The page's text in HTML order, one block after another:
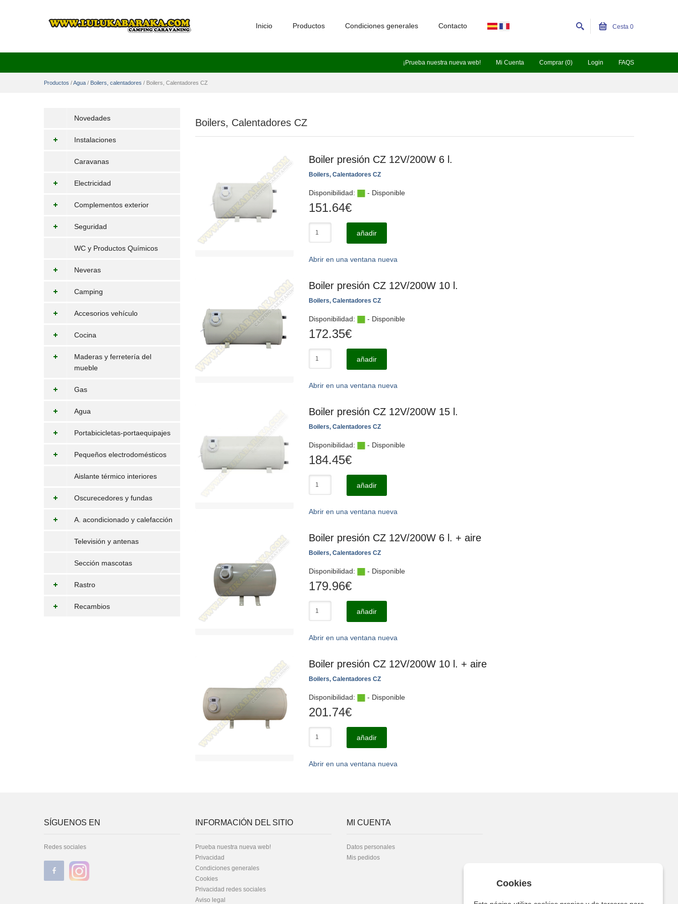
¡Prueba nuestra nueva web! Mi Cuenta Comprar (0) Login FAQS
Inicio Productos Condiciones generales Contacto Cesta 0
Productos /Agua / Boilers, calentadores / Boilers, Calentadores CZ
Novedades
Instalaciones
Caravanas
Electricidad
Complementos exterior
Seguridad
WC y Productos Químicos
Neveras
Camping
Accesorios vehículo
Cocina
Maderas y ferretería del
mueble
Gas
Agua
Portabicicletas-portaequipajes
Pequeños electrodomésticos
Aislante térmico interiores
Oscurecedores y fundas
A. acondicionado y calefacción
Televisión y antenas
Sección mascotas
Rastro
Recambios
Boilers, Calentadores CZ
Boiler presión CZ 12V/200W 6 l.
Boilers, Calentadores CZ
Disponibilidad: - Disponible
151.64€
añadir
Abrir en una ventana nueva
Boiler presión CZ 12V/200W 10 l.
Boilers, Calentadores CZ
Disponibilidad: - Disponible
172.35€
añadir
Abrir en una ventana nueva
Boiler presión CZ 12V/200W 15 l.
Boilers, Calentadores CZ
Disponibilidad: - Disponible
184.45€
añadir
Abrir en una ventana nueva
Boiler presión CZ 12V/200W 6 l. + aire
Boilers, Calentadores CZ
Disponibilidad: - Disponible
179.96€
añadir
Abrir en una ventana nueva
Boiler presión CZ 12V/200W 10 l. + aire
Boilers, Calentadores CZ
Disponibilidad: - Disponible
201.74€
añadir
Abrir en una ventana nueva
SÍGUENOS EN
Redes sociales
INFORMACIÓN DEL SITIO
Prueba nuestra nueva web!
Privacidad
Condiciones generales
Cookies
Privacidad redes sociales
Aviso legal
MI CUENTA
Datos personales
Mis pedidos
Cookies